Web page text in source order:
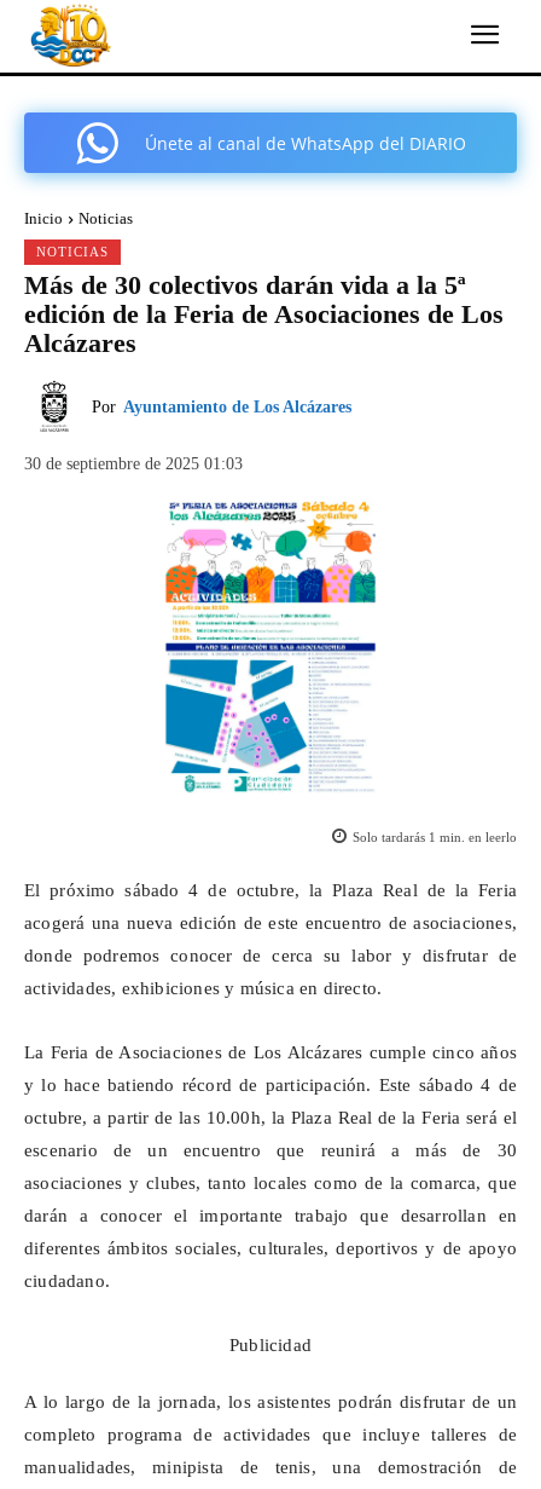
Únete al canal de WhatsApp del DIARIO
Inicio Noticias
NOTICIAS
Más de 30 colectivos darán vida a la 5ª
edición de la Feria de Asociaciones de Los
Alcázares
Por Ayuntamiento de Los Alcázares
30 de septiembre de 2025 01:03
Solo tardarás 1 min. en leerlo
El próximo sábado 4 de octubre, la Plaza Real de la Feria
acogerá una nueva edición de este encuentro de asociaciones,
donde podremos conocer de cerca su labor y disfrutar de
actividades, exhibiciones y música en directo.
La Feria de Asociaciones de Los Alcázares cumple cinco años
y lo hace batiendo récord de participación. Este sábado 4 de
octubre, a partir de las 10.00h, la Plaza Real de la Feria será el
escenario de un encuentro que reunirá a más de 30
asociaciones y clubes, tanto locales como de la comarca, que
darán a conocer el importante trabajo que desarrollan en
diferentes ámbitos sociales, culturales, deportivos y de apoyo
ciudadano.
Publicidad
A lo largo de la jornada, los asistentes podrán disfrutar de un
completo programa de actividades que incluye talleres de
manualidades,minipista de tenis, una demostración de